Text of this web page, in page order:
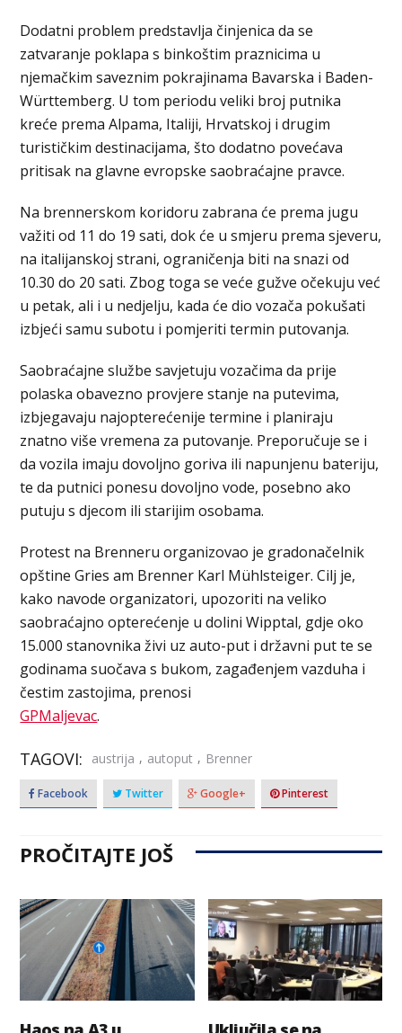
Dodatni problem predstavlja činjenica da se
zatvaranje poklapa s binkoštim praznicima u
njemačkim saveznim pokrajinama Bavarska i Baden-
Württemberg. U tom periodu veliki broj putnika
kreće prema Alpama, Italiji, Hrvatskoj i drugim
turističkim destinacijama, što dodatno povećava
pritisak na glavne evropske saobraćajne pravce.
Na brennerskom koridoru zabrana će prema jugu
važiti od 11 do 19 sati, dok će u smjeru prema sjeveru,
na italijanskoj strani, ograničenja biti na snazi od
10.30 do 20 sati. Zbog toga se veće gužve očekuju već
u petak, ali i u nedjelju, kada će dio vozača pokušati
izbjeći samu subotu i pomjeriti termin putovanja.
Saobraćajne službe savjetuju vozačima da prije
polaska obavezno provjere stanje na putevima,
izbjegavaju najopterećenije termine i planiraju
znatno više vremena za putovanje. Preporučuje se i
da vozila imaju dovoljno goriva ili napunjenu bateriju,
te da putnici ponesu dovoljno vode, posebno ako
putuju s djecom ili starijim osobama.
Protest na Brenneru organizovao je gradonačelnik
opštine Gries am Brenner Karl Mühlsteiger. Cilj je,
kako navode organizatori, upozoriti na veliko
saobraćajno opterećenje u dolini Wipptal, gdje oko
15.000 stanovnika živi uz auto-put i državni put te se
godinama suočava s bukom, zagađenjem vazduha i
čestim zastojima, prenosi
GPMaljevac.
TAGOVI: austrija , autoput , Brenner
Facebook Twitter Google+ Pinterest
PROČITAJTE JOŠ